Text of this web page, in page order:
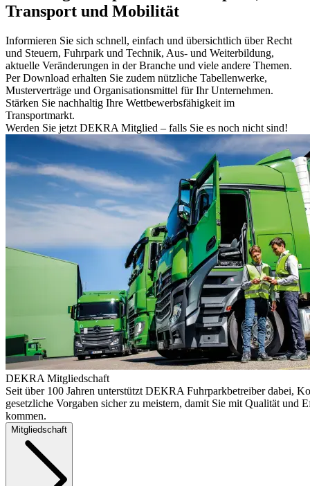
Transport und Mobilität
Informieren Sie sich schnell, einfach und übersichtlich über Recht
und Steuern, Fuhrpark und Technik, Aus- und Weiterbildung,
aktuelle Veränderungen in der Branche und viele andere Themen.
Per Download erhalten Sie zudem nützliche Tabellenwerke,
Musterverträge und Organisationsmittel für Ihr Unternehmen.
Stärken Sie nachhaltig Ihre Wettbewerbsfähigkeit im
Transportmarkt.
Werden Sie jetzt DEKRA Mitglied – falls Sie es noch nicht sind!
DEKRA Mitgliedschaft
Seit über 100 Jahren unterstützt DEKRA Fuhrparkbetreiber dabei,
gesetzliche Vorgaben sicher zu meistern, damit Sie mit Qualität und
kommen.
Mitgliedschaft